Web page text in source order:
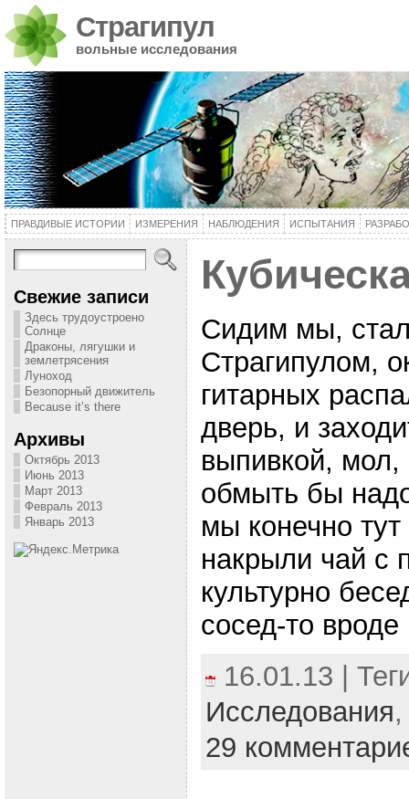
Страгипул
вольные исследования
ПРАВДИВЫЕ ИСТОРИИ ИЗМЕРЕНИЯ НАБЛЮДЕНИЯ ИСПЫТАНИЯ
Свежие записи
Здесь трудоустроено
Солнце
Драконы, лягушки и
землетрясения
Луноход
Безопорный движитель
Because it’s there
Архивы
Октябрь 2013
Июнь 2013
Март 2013
Февраль 2013
Январь 2013
Сидим мы,
Страгипулом,
гитарных
дверь, и
выпивкой,
обмыть бы
мы конечно
накрыли чай с
культурно
сосед-то
16.01.13 |
Исследования
29